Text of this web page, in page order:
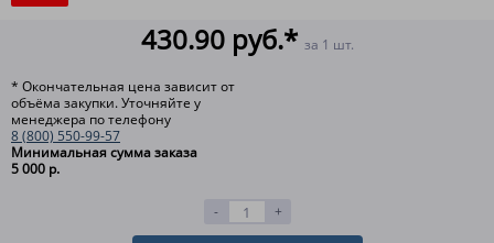
430.90 руб.* за 1 шт.
* Окончательная цена зависит от
объёма закупки. Уточняйте у
менеджера по телефону
8 (800) 550-99-57
Минимальная сумма заказа
5 000 р.
- +